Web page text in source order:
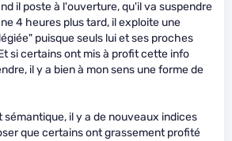
il poste à l'ouverture, qu'il va suspendre
4 heures plus tard, il exploite une
puisque seuls lui et ses proches
si certains ont mis à profit cette info
il y a bien à mon sens une forme de
il y a de nouveaux indices
que certains ont grassement profité